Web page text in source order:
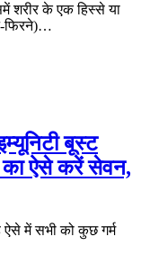
शरीर के एक हिस्से या
फिरने)…
बूस्ट
ऐसे करें सेवन,
ऐसे में सभी को कुछ गर्म